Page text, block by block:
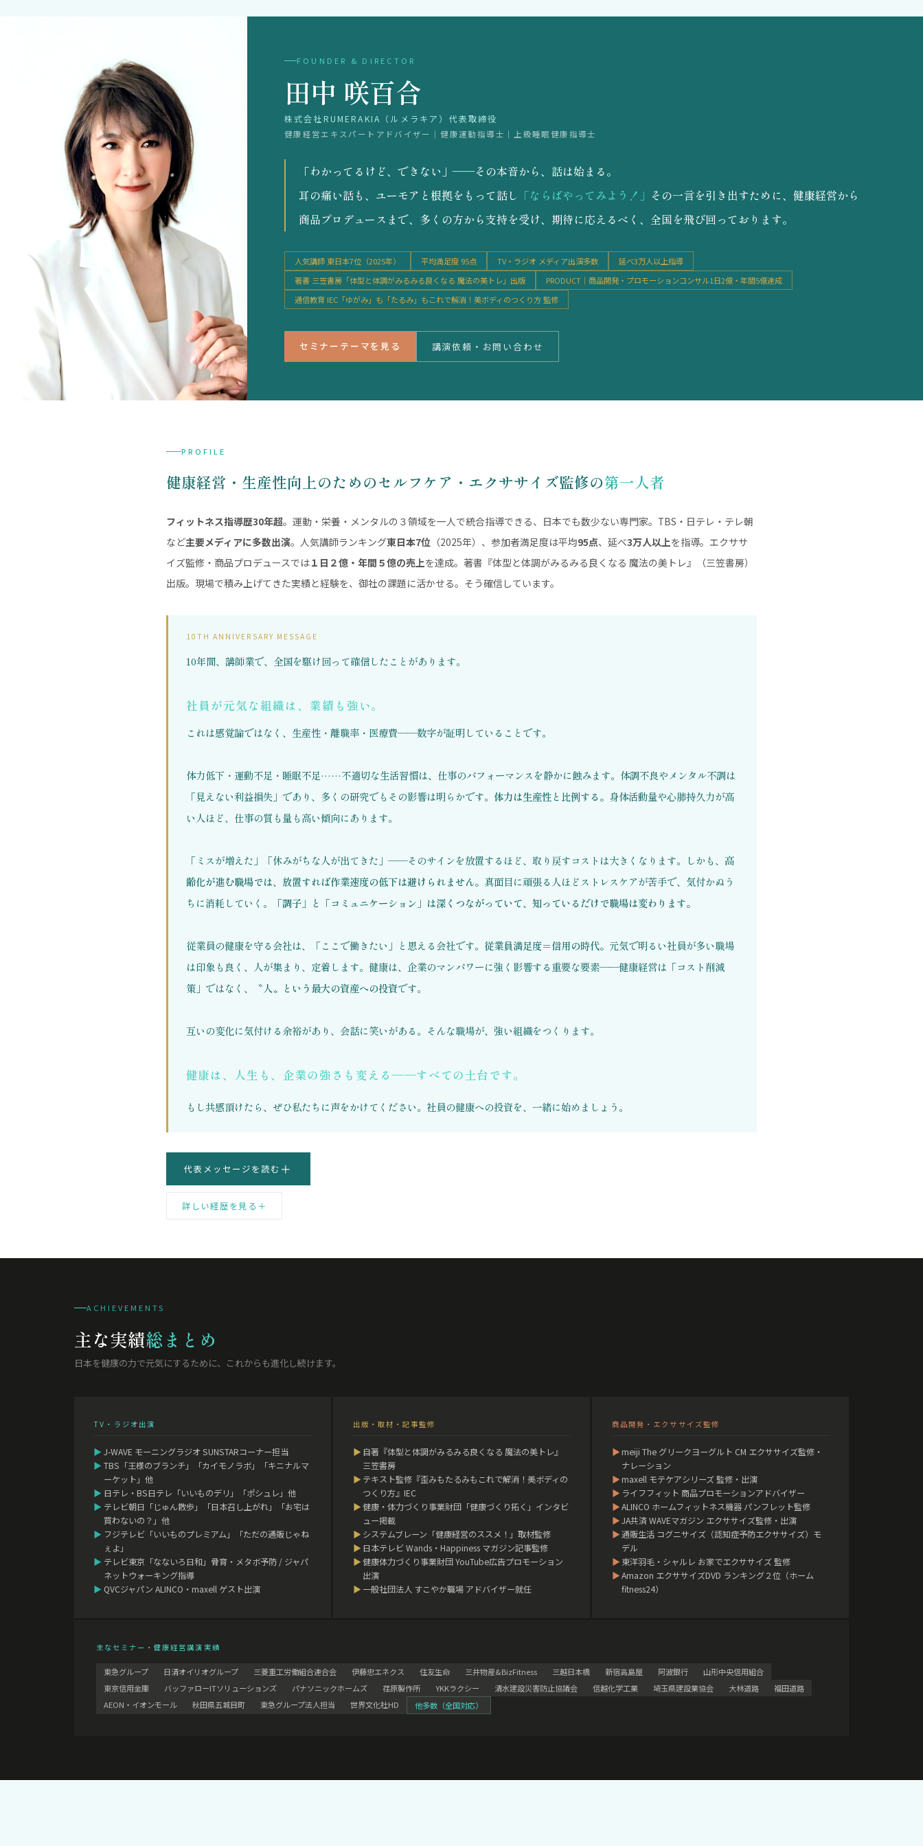
FOUNDER & DIRECTOR
田中 咲百合
株式会社RUMERAKIA（ルメラキア）代表取締役
健康経営エキスパートアドバイザー｜健康運動指導士｜上級睡眠健康指導士
「わかってるけど、できない」——その本音から、話は始まる。
耳の痛い話も、ユーモアと根拠をもって話し 「ならばやってみよう！」 その一言を引き出すために、健康経営から
商品プロデュースまで、多くの方から支持を受け、期待に応えるべく、全国を飛び回っております。
人気講師 東日本7位（2025年） 平均満足度 95点 TV・ラジオ メディア出演多数
延べ3万人以上指導
著書 三笠書房「体型と体調がみるみる良くなる 魔法の美トレ」出版
PRODUCT｜商品開発・プロモーションコンサル1日2億・年間5億達成
通信教育 IEC「ゆがみ」も「たるみ」もこれで解消！ 美ボディのつくり方 監修
セミナーテーマを見る 講演依頼・お問い合わせ
PROFILE
健康経営・生産性向上のためのセルフケア・エクササイズ監修の第一人者
フィットネス指導歴30年超。運動・栄養・メンタルの３領域を一人で統合指導できる、日本でも数少ない専門家。TBS・日テレ・テレ朝
など主要メディアに多数出演。人気講師ランキング東日本7位 （2025年）、参加者満足度は平均95点、延べ3万人以上を指導。エクササ
イズ監修・商品プロデュースでは１日２億・年間５億の売上を達成。著書『体型と体調がみるみる良くなる 魔法の美トレ』（三笠書房）
出版。現場で積み上げてきた実績と経験を、御社の課題に活かせる。そう確信しています。
10TH ANNIVERSARY MESSAGE
10年間、講師業で、全国を駆け回って確信したことがあります。
社員が元気な組織は、業績も強い。
これは感覚論ではなく、生産性・離職率・医療費——数字が証明していることです。
体力低下・運動不足・睡眠不足……不適切な生活習慣は、仕事のパフォーマンスを静かに蝕みます。体調不良やメンタル不調は
「見えない利益損失」であり、多くの研究でもその影響は明らかです。 体力は生産性と比例する。 身体活動量や心肺持久力が高
い人ほど、仕事の質も量も高い傾向にあります。
「ミスが増えた」「休みがちな人が出てきた」——そのサインを放置するほど、取り戻すコストは大きくなります。しかも、 高
齢化が進む職場では、放置すれば作業速度の低下は避けられません。 真面目に頑張る人ほどストレスケアが苦手で、気付かぬう
ちに消耗していく。
「調子」と「コミュニケーション」は深くつながっていて、知っているだけで職場は変わります。
従業員の健康を守る会社は、「ここで働きたい」と思える会社です。 従業員満足度＝信用の時代。 元気で明るい社員が多い職場
は印象も良く、人が集まり、定着します。健康は、企業のマンパワーに強く影響する重要な要素——健康経営は「コスト削減
策」ではなく、
〝人〟という最大の資産への投資です。
互いの変化に気付ける余裕があり、会話に笑いがある。そんな職場が、強い組織をつくります。
健康は、人生も、企業の強さも変える——すべての土台です。
もし共感頂けたら、ぜひ私たちに声をかけてください。社員の健康への投資を、一緒に始めましょう。
代表メッセージを読む ＋
詳しい経歴を見る ＋
ACHIEVEMENTS
主な実績総まとめ
日本を健康の力で元気にするために、これからも進化し続けます。
TV・ラジオ出演
▶ J-WAVE モーニングラジオ SUNSTARコーナー担当
▶ TBS「王様のブランチ」「カイモノラボ」「キニナルマ
ーケット」他
▶ 日テレ・BS日テレ「いいものデリ」「ポシュレ」他
▶ テレビ朝日「じゅん散歩」「日本召し上がれ」「お宅は
買わないの？」他
▶ フジテレビ「いいものプレミアム」「ただの通販じゃね
ぇよ」
▶ テレビ東京「なないろ日和」骨育・メタボ予防 / ジャパ
ネットウォーキング指導
▶ QVCジャパン ALINCO・maxell ゲスト出演
出版・取材・記事監修
▶ 自著『体型と体調がみるみる良くなる 魔法の美トレ』
三笠書房
▶ テキスト監修『歪みもたるみもこれで解消！美ボディの
つくり方』IEC
▶健康・体力づくり事業財団「健康づくり拓く」インタビ
ュー掲載
▶ システムブレーン「健康経営のススメ！」取材監修
▶ 日本テレビ Wands・Happiness マガジン記事監修
▶健康体力づくり事業財団 YouTube広告プロモーション
出演
▶ 一般社団法人 すこやか職場 アドバイザー就任
商品開発・エクササイズ監修
▶meiji The グリークヨーグルト CM エクササイズ監修・
ナレーション
▶maxell モテケアシリーズ 監修・出演
▶ ライフフィット 商品プロモーションアドバイザー
▶ALINCO ホームフィットネス機器 パンフレット監修
▶JA共済 WAVEマガジン エクササイズ監修・出演
▶通販生活 コグニサイズ（認知症予防エクササイズ）モ
デル
▶ 東洋羽毛・シャルレ お家でエクササイズ 監修
▶Amazon エクササイズDVD ランキング２位（ホーム
fitness24）
主なセミナー・健康経営講演実績
東急グループ 日清オイリオグループ 三菱重工労働組合連合会 伊藤忠エネクス 住友生命 三井物産&BizFitness 三越日本橋 新宿高島屋 阿波銀行
山形中央信用組合
東京信用金庫
バッファローITソリューションズ パナソニックホームズ 荏原製作所 YKKラクシー 清水建設災害防止協議会 信越化学工業 埼玉県建設業協会 大林道路
福田道路
AEON・イオンモール
秋田県五城目町 東急グループ法人担当 世界文化社HD 他多数（全国対応）